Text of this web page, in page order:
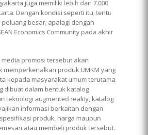
juga memiliki lebih dari 7.000
Dengan kondisi seperti itu, tentu
besar, apalagi dengan
Economics Community pada akhir
promosi tersebut akan
memperkenalkan produk UMKM yang
kepada masyarakat umum terutama
dibuat dalam bentuk katalog
teknologi augmented reality, katalog
informasi berkaitan dengan
produk, harga maupun
atau membeli produk tersebut.